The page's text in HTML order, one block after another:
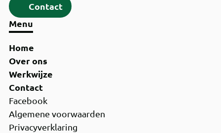
Contact
Menu
Home
Over ons
Werkwijze
Contact
Facebook
Algemene voorwaarden
Privacyverklaring